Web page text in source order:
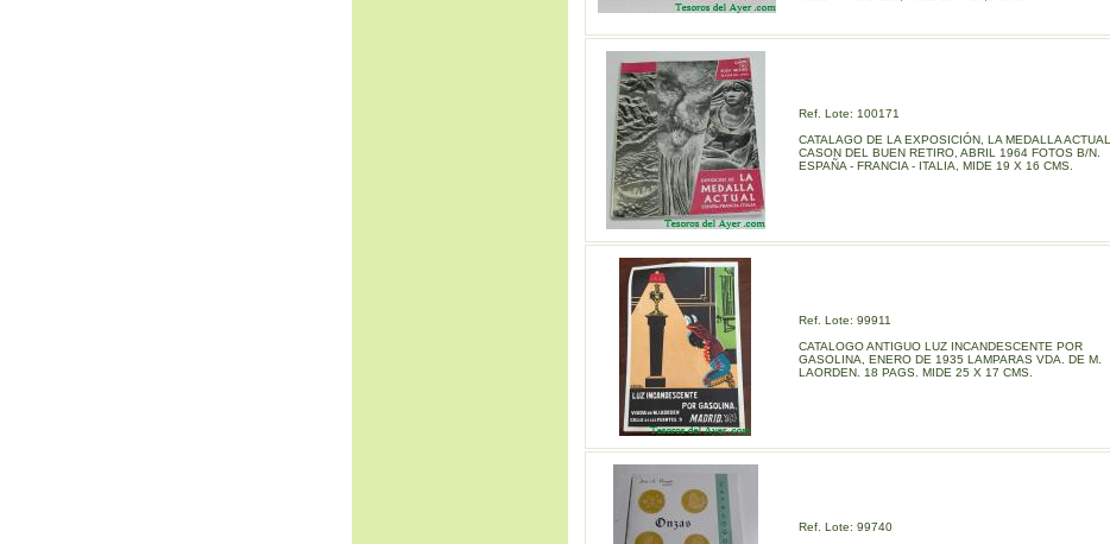
Ref. Lote: 100171
CATALAGO DE LA EXPOSICIÓN, LA MEDALLA ACTUAL,
CASON DEL BUEN RETIRO, ABRIL 1964 FOTOS B/N.
ESPAÑA - FRANCIA - ITALIA, MIDE 19 X 16 CMS.
Ref. Lote: 99911
CATALOGO ANTIGUO LUZ INCANDESCENTE POR
GASOLINA, ENERO DE 1935 LAMPARAS VDA. DE M.
LAORDEN. 18 PAGS. MIDE 25 X 17 CMS.
Ref. Lote: 99740